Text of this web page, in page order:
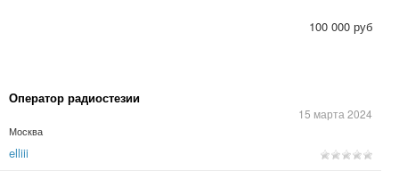
Оператор радиостезии
15 марта 2024
Москва
100 000 руб
elliii